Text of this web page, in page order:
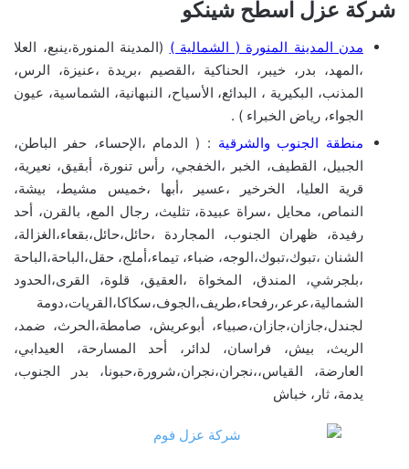
شركة عزل اسطح شينكو
مدن المدينة المنورة ( الشمالية ) (المدينة المنورة،ينبع، العلا
،المهد، بدر، خيبر، الحناكية ،القصيم ،بريدة ،عنيزة، الرس،
المذنب، البكيرية ، البدائع، الأسياح، النبهانية، الشماسية، عيون
الجواء، رياض الخبراء ) .
منطقة الجنوب والشرقية : ( الدمام ،الإحساء، حفر الباطن،
الجبيل، القطيف، الخبر ،الخفجي، رأس تنورة، أبقيق، نعيرية،
قرية العليا، الخرخير ،عسير ،أبها ،خميس مشيط، بيشة،
النماص، محايل ،سراة عبيدة، تثليث، رجال المع، بالقرن، أحد
رفيدة، ظهران الجنوب، المجاردة ،حائل،حائل،بقعاء،الغزالة،
الشنان ،تبوك،تبوك،الوجه، ضباء، تيماء،أملج، حقل،الباحة،الباحة
،بلجرشي، المندق، المخواة ،العقيق، قلوة، القرى،الحدود
الشمالية،عرعر،رفحاء،طريف،الجوف،سكاكا،القريات،دومة
لجندل،جازان،جازان،صبياء، أبوعريش، صامطة،الحرث، ضمد،
الريث، بيش، فراسان، لدائر، أحد المسارحة، العيدابي،
العارضة، القياس،،نجران،نجران،شرورة،حبونا، بدر الجنوب،
يدمة، ثار، خباش